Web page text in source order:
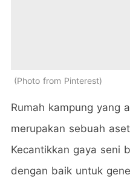
Photo from Pinterest
Rumah kampung yang
merupakan sebuah
Kecantikkan gaya seni
dengan baik untuk